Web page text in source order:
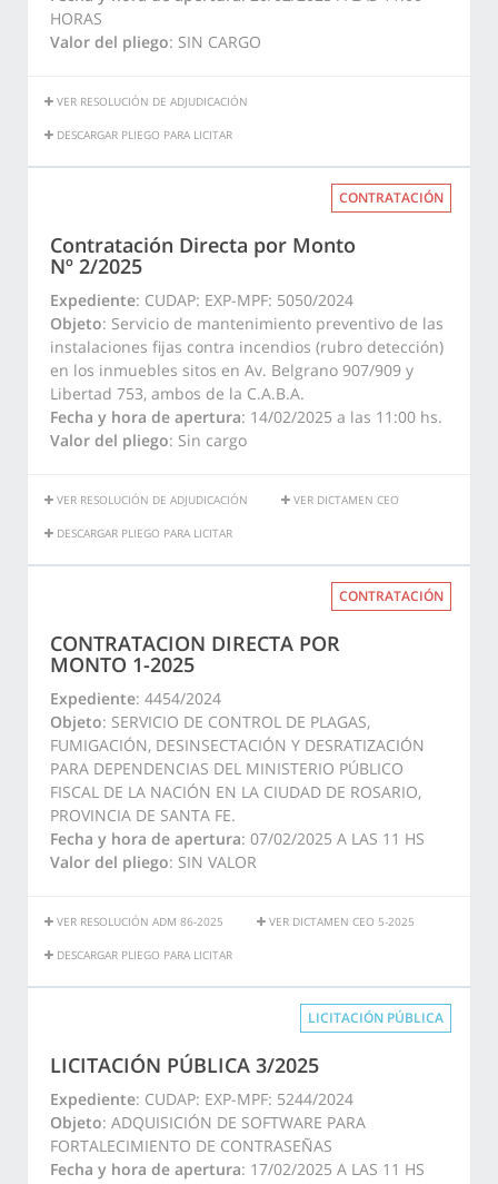
HORAS
Valor del pliego: SIN CARGO
VER RESOLUCIÓN DE ADJUDICACIÓN
DESCARGAR PLIEGO PARA LICITAR
CONTRATACIÓN
Contratación Directa por Monto
Nº 2/2025
Expediente: CUDAP: EXP-MPF: 5050/2024
Objeto: Servicio de mantenimiento preventivo de las
instalaciones fijas contra incendios (rubro detección)
en los inmuebles sitos en Av. Belgrano 907/909 y
Libertad 753, ambos de la C.A.B.A.
Fecha y hora de apertura: 14/02/2025 a las 11:00 hs.
Valor del pliego: Sin cargo
VER RESOLUCIÓN DE ADJUDICACIÓN VER DICTAMEN CEO
DESCARGAR PLIEGO PARA LICITAR
CONTRATACIÓN
CONTRATACION DIRECTA POR
MONTO 1-2025
Expediente: 4454/2024
Objeto: SERVICIO DE CONTROL DE PLAGAS,
FUMIGACIÓN, DESINSECTACIÓN Y DESRATIZACIÓN
PARA DEPENDENCIAS DEL MINISTERIO PÚBLICO
FISCAL DE LA NACIÓN EN LA CIUDAD DE ROSARIO,
PROVINCIA DE SANTA FE.
Fecha y hora de apertura: 07/02/2025 A LAS 11 HS
Valor del pliego: SIN VALOR
VER RESOLUCIÓN ADM 86-2025 VER DICTAMEN CEO 5-2025
DESCARGAR PLIEGO PARA LICITAR
LICITACIÓN PÚBLICA
LICITACIÓN PÚBLICA 3/2025
Expediente: CUDAP: EXP-MPF: 5244/2024
Objeto: ADQUISICIÓN DE SOFTWARE PARA
FORTALECIMIENTO DE CONTRASEÑAS
Fecha y hora de apertura: 17/02/2025 A LAS 11 HS